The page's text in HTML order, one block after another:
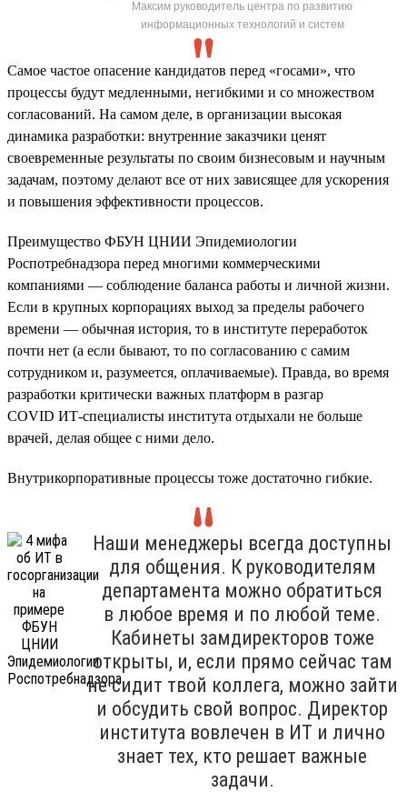
Максим руководитель центра по развитию
информационных технологий и систем
Самое частое опасение кандидатов перед «госами», что
процессы будут медленными, негибкими и со множеством
согласований. На самом деле, в организации высокая
динамика разработки: внутренние заказчики ценят
своевременные результаты по своим бизнесовым и научным
задачам, поэтому делают все от них зависящее для ускорения
и повышения эффективности процессов.
Преимущество ФБУН ЦНИИ Эпидемиологии
Роспотребнадзора перед многими коммерческими
компаниями — соблюдение баланса работы и личной жизни.
Если в крупных корпорациях выход за пределы рабочего
времени — обычная история, то в институте переработок
почти нет (а если бывают, то по согласованию с самим
сотрудником и, разумеется, оплачиваемые). Правда, во время
разработки критически важных платформ в разгар
COVID ИТ-специалисты института отдыхали не больше
врачей, делая общее с ними дело.
Внутрикорпоративные процессы тоже достаточно гибкие.
Наши менеджеры всегда доступны
для общения. К руководителям
департамента можно обратиться
в любое время и по любой теме.
Кабинеты замдиректоров тоже
открыты, и, если прямо сейчас там
не сидит твой коллега, можно зайти
и обсудить свой вопрос. Директор
института вовлечен в ИТ и лично
знает тех, кто решает важные
задачи.